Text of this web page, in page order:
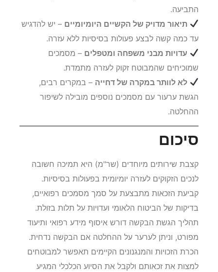
התביעה.
תיאור מדויק של הקשיים היומיומיים – יש להדגיש
עד כמה קשה לבצע פעולות בסיסיות ללא עזרה.
עדויות מבני משפחה ומטפלים – מסמכים
שמוכיחים שהמבוטח זקוק לעזרה מתמדת.
לא לוותר במקרה של דחייה – במקרים רבים,
הגשת ערעור עם מסמכים נוספים מובילה לשיפור
ההחלטה.
סיכום
קצבת שירותים מיוחדים (שר"מ) היא תמיכה חשובה
לנכים הזקוקים לעזרה יומיומית בפעולות בסיסיות.
קביעת הזכאות מתבצעת על סמך מסמכים רפואיים,
בדיקות של הביטוח הלאומי ועדויות על תלות בזולת.
תהליך הגשת הבקשה דורש איסוף מידע רפואי ותיעוד
מפורט, וניתן לערער על ההחלטה אם הבקשה נדחית.
הכרת הזכויות והמנגנונים הקיימים תאפשר למבוטחים
למצות את זכאותם ולקבל את הסיוע הכלכלי המגיע